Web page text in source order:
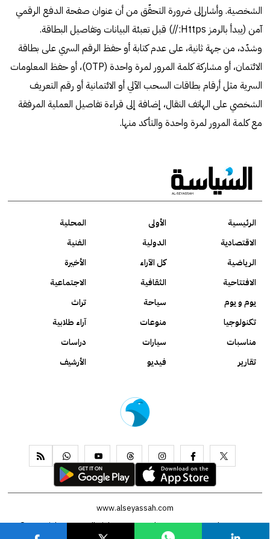
الشخصية. وأشارإلى ضرورة التحقّق من أن عنوان صفحة الدفع الرقمي
آمن (يبدأ بالرمز Https:/‏/‏) قبل تعبئة البيانات وتفاصيل البطاقة.
وشدّد، من جهة ثانية، على عدم كتابة أو حفظ الرقم السري على بطاقة
الائتمان، أو مشاركة كلمة المرور لمرة واحدة (OTP)، أو حفظ المعلومات
السرية مثل أرقام بطاقات السحب الآلي أو الائتمانية أو رقم التعريف
الشخصي على الهاتف النقال، إضافة إلى قراءة تفاصيل العملية المرفقة
مع كلمة المرور لمرة واحدة والتأكد منها.
الرئيسية الأولى
المحلية
الاقتصادية
الدولية
الفنية
الرياضية
كل الآراء
الأخيرة
الافتتاحية
الثقافية
الاجتماعية
يوم و يوم
سياحة
تراث
تكنولوجيا
منوعات
آراء طلابية
مناسبات
سيارات
دراسات
تقارير
فيديو الأرشيف
www.alseyassah.com
About us
Contact us
Copyright 2026, All Rights Reserved ©